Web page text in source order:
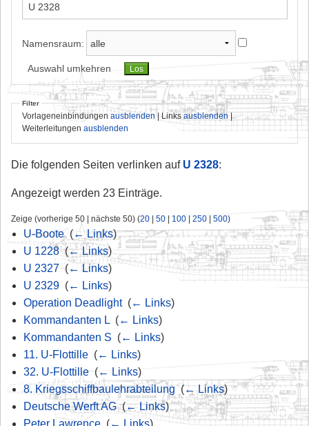
Namensraum:
Auswahl umkehren
Filter
Vorlageneinbindungen ausblenden| Linksausblenden|
Weiterleitungen ausblenden
Die folgenden Seiten verlinken auf U 2328:
Angezeigt werden 23 Einträge.
Zeige (vorherige 50 | nächste 50) (20 | 50 | 100 | 250 | 500)
U-Boote‎ (← Links)
U 1228‎(← Links)
U 2327‎(← Links)
U 2329‎ (← Links)
Operation Deadlight‎ (← Links)
Kommandanten L‎ (← Links)
Kommandanten S (← Links)
11. U-Flottille‎ (← Links)
32. U-Flottille‎(← Links)
8. Kriegsschiffbaulehrabteilung‎ (← Links)
Deutsche Werft AG‎(← Links)
Peter Lawrence‎ (← Links)